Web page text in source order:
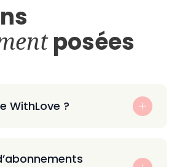
posées
WithLove ?